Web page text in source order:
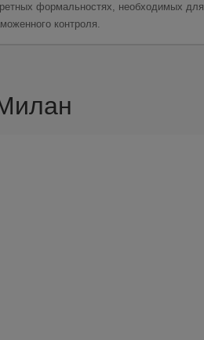
формальностях, необходимых для
контроля.